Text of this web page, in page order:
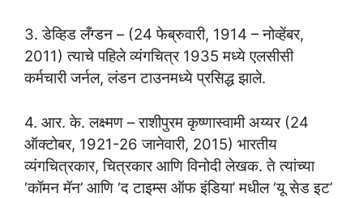
3. डेव्हिड लँग्डन – (24 फेब्रुवारी, 1914 – नोव्हेंबर,
2011) त्याचे पहिले व्यंगचित्र 1935 मध्ये एलसीसी
कर्मचारी जर्नल, लंडन टाउनमध्ये प्रसिद्ध झाले.
4. आर. के. लक्ष्मण – राशीपुरम कृष्णास्वामी अय्यर (24
ऑक्टोबर, 1921-26 जानेवारी, 2015) भारतीय
व्यंगचित्रकार, चित्रकार आणि विनोदी लेखक. ते त्यांच्या
‘कॉमन मॅन’ आणि ‘द टाइम्स ऑफ इंडिया’ मधील ‘यू सेड इट’